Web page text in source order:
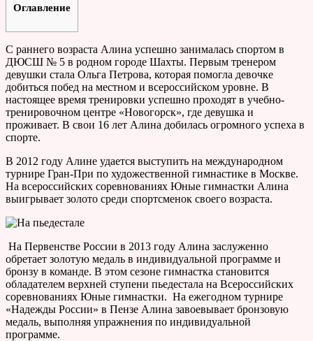
Оглавление
С раннего возраста Алина успешно занималась спортом в
ДЮСШ № 5 в родном городе Шахты. Первым тренером
девушки стала Ольга Петрова, которая помогла девочке
добиться побед на местном и всероссийском уровне. В
настоящее время тренировки успешно проходят в учебно-
тренировочном центре «Новогорск», где девушка и
проживает. В свои 16 лет Алина добилась огромного успеха в
спорте.
В 2012 году Алине удается выступить на международном
турнире Гран-При по художественной гимнастике в Москве.
На всероссийских соревнованиях Юные гимнастки Алина
выигрывает золото среди спортсменок своего возраста.
На Первенстве России в 2013 году Алина заслуженно
обретает золотую медаль в индивидуальной программе и
бронзу в команде. В этом сезоне гимнастка становится
обладателем верхней ступени пьедестала на Всероссийских
соревнованиях Юные гимнастки. На ежегодном турнире
«Надежды России» в Пензе Алина завоевывает бронзовую
медаль, выполняя упражнения по индивидуальной
программе.